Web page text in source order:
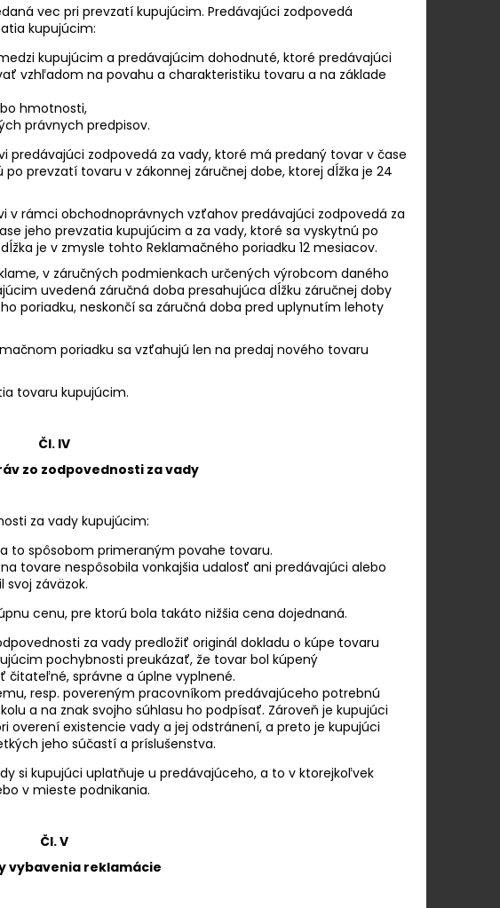
vec pri prevzatí kupujúcim. Predávajúci zodpovedá
kupujúcim:
kupujúcim a predávajúcim dohodnuté, ktoré predávajúci
vzhľadom na povahu a charakteristiku tovaru a na základe
hmotnosti,
právnych predpisov.
zodpovedá za vady, ktoré má predaný tovar v čase
prevzatí tovaru v zákonnej záručnej dobe, ktorej dĺžka je 24
v rámci obchodnoprávnych vzťahov predávajúci zodpovedá za
jeho prevzatia kupujúcim a za vady, ktoré sa vyskytnú po
je v zmysle tohto Reklamačného poriadku 12 mesiacov.
v záručných podmienkach určených výrobcom daného
uvedená záručná doba presahujúca dĺžku záručnej doby
poriadku, neskončí sa záručná doba pred uplynutím lehoty
poriadku sa vzťahujú len na predaj nového tovaru
tovaru kupujúcim.
Čl. IV
zo zodpovednosti za vady
za vady kupujúcim:
to spôsobom primeraným povahe tovaru.
tovare nespôsobila vonkajšia udalosť ani predávajúci alebo
záväzok.
cenu, pre ktorú bola takáto nižšia cena dojednaná.
za vady predložiť originál dokladu o kúpe tovaru
pochybnosti preukázať, že tovar bol kúpený
čitateľné, správne a úplne vyplnené.
resp. povereným pracovníkom predávajúceho potrebnú
a na znak svojho súhlasu ho podpísať. Zároveň je kupujúci
overení existencie vady a jej odstránení, a preto je kupujúci
jeho súčastí a príslušenstva.
si kupujúci uplatňuje u predávajúceho, a to v ktorejkoľvek
v mieste podnikania.
Čl. V
vybavenia reklamácie